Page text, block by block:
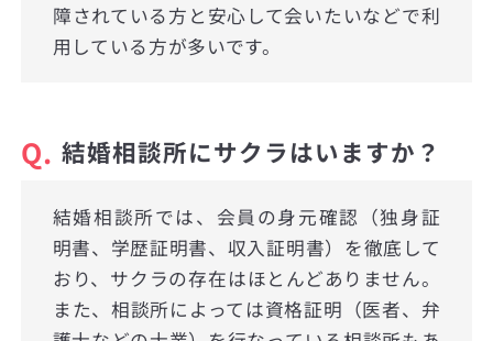
障されている方と安心して会いたいなどで利
用している方が多いです。
Q. 結婚相談所にサクラはいますか？
結婚相談所では、会員の身元確認（独身証
明書、学歴証明書、収入証明書）を徹底して
おり、サクラの存在はほとんどありません。
また、相談所によっては資格証明（医者、弁